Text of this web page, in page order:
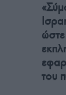
ώστε
του